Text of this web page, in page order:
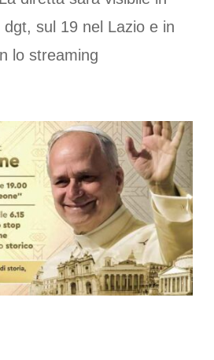
sul 19 nel Lazio e in
lo streaming